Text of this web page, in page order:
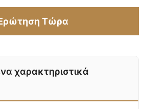
Τώρα
χαρακτηριστικά